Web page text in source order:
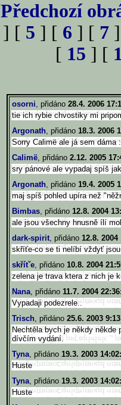
Předchozí
] [ 5 ] [ 6 ] [ 7
[ 15 ] [
osorni, přidáno 28.4. 2006
tie ich rybie chvostiky mi
Argonath, přidáno 18.3. 2006
Sorry Calimë ale já sem dáma
Calimë, přidáno 2.12. 2005
sry pánové ale vypadaj spíš
Argonath, přidáno 19.4. 2005
maj spíš pohled upíra než
Bimbas, přidáno 12.8. 2004
ale jsou všechny hnusně ílí
dark-spirit, přidáno 12.8. 2004
skříťe-co se ti nelíbí vždyť
skřítˇe, přidáno 10.8. 2004
zelena je trava ktera z nich je
Nana, přidáno 11.7. 2004
Vypadaji podezrele..
Trisch, přidáno 25.6. 2003
Nechtěla bych je někdy někde
dívčím vydání.
Tyna, přidáno 19.3. 2003
Huste
Tyna, přidáno 19.3. 2003
Huste